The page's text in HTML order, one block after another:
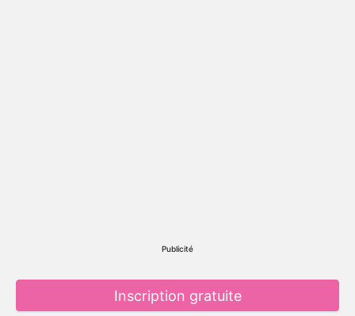
Publicité
Inscription gratuite